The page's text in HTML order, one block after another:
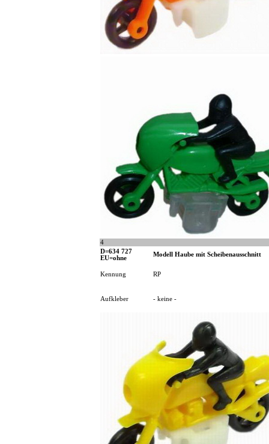
4
D=634 727
EU=ohne
Modell Haube mit Scheibenausschnitt
Kennung RP
Aufkleber - keine -